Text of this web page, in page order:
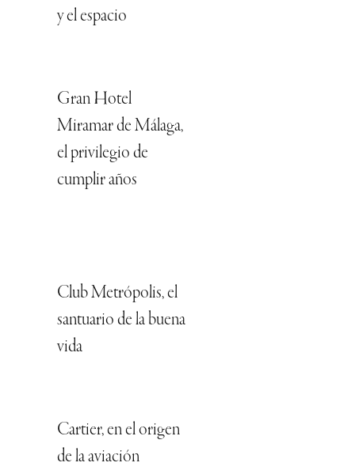
y el espacio
Gran Hotel
Miramar de Málaga,
el privilegio de
cumplir años
Club Metrópolis, el
santuario de la buena
vida
Cartier, en el origen
de la aviación